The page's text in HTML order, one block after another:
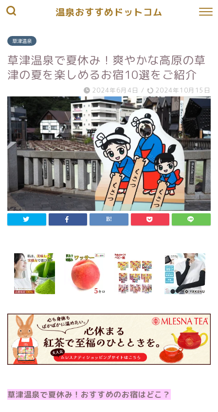
温泉おすすめドットコム
草津温泉
草津温泉で夏休み！爽やかな高原の草
津の夏を楽しめるお宿10選をご紹介
2024年6月4日 / 2024年10月15日
草津温泉で夏休み！おすすめのお宿はどこ？